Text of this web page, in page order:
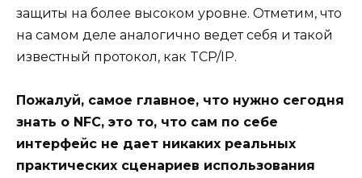
защиты на более высоком уровне. Отметим, что
на самом деле аналогично ведет себя и такой
известный протокол, как TCP/IP.
Пожалуй, самое главное, что нужно сегодня
знать о NFC, это то, что сам по себе
интерфейс не дает никаких реальных
практических сценариев использования